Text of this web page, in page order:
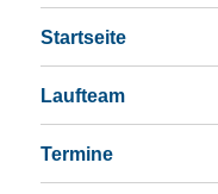
Startseite
Laufteam
Termine